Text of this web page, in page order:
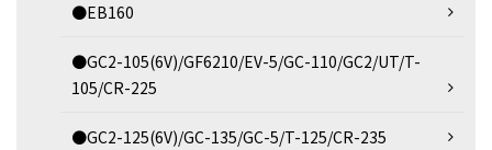
●EB160
●GC2-105(6V)/GF6210/EV-5/GC-110/GC2/UT/T-
105/CR-225
●GC2-125(6V)/GC-135/GC-5/T-125/CR-235